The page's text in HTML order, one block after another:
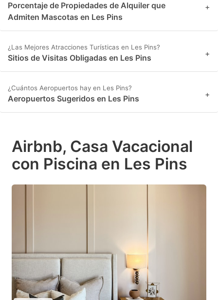
Porcentaje de Propiedades de Alquiler que
Admiten Mascotas en Les Pins
+
¿Las Mejores Atracciones Turísticas en Les Pins?
Sitios de Visitas Obligadas en Les Pins +
¿Cuántos Aeropuertos hay en Les Pins?
Aeropuertos Sugeridos en Les Pins +
Airbnb, Casa Vacacional
con Piscina en Les Pins